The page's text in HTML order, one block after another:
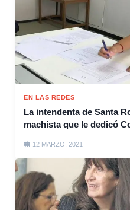
EN LAS REDES
La intendenta de Santa
machista que le dedicó
12 MARZO, 2021